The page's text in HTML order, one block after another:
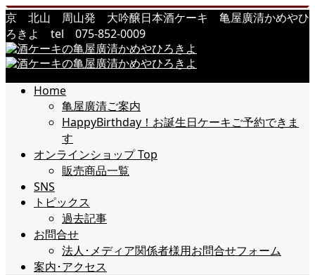
京 北山 周山発 大吟醸日本酒ケーキ 亀屋廣清かめやひ
ろきよ tel 075-852-0009
Home
亀屋廣清ご案内
HappyBirthday！お誕生日ケーキご予約できま
す
オンラインショップ Top
販売商品一覧
SNS
トピックス
過去記事
お問合せ
法人･メディア関係者様用お問合せフォーム
案内･アクセス